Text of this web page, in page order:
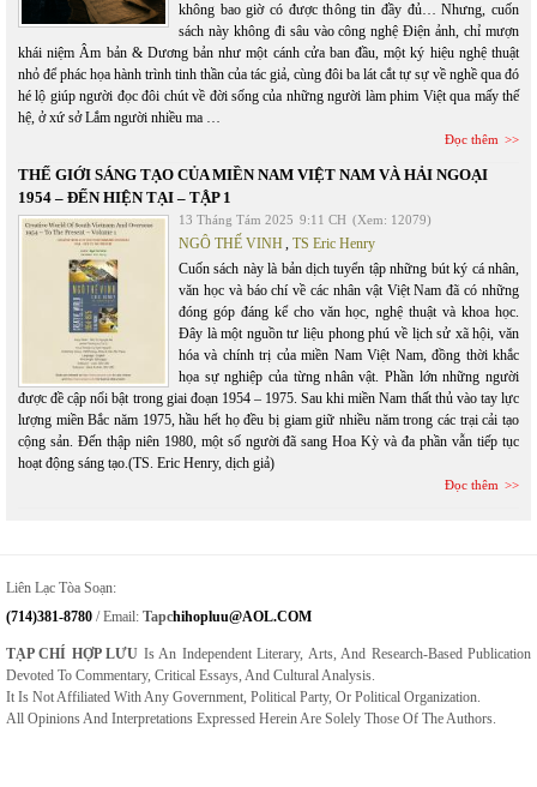
không bao giờ có được thông tin đầy đủ… Nhưng, cuốn
sách này không đi sâu vào công nghệ Điện ảnh, chỉ mượn
khái niệm Âm bản & Dương bản như một cánh cửa ban đầu, một ký hiệu nghệ thuật
nhỏ để phác họa hành trình tinh thần của tác giả, cùng đôi ba lát cắt tự sự về nghề qua đó
hé lộ giúp người đọc đôi chút về đời sống của những người làm phim Việt qua mấy thế
hệ, ở xứ sở Lắm người nhiều ma …
Đọc thêm
THẾ GIỚI SÁNG TẠO CỦA MIỀN NAM VIỆT NAM VÀ HẢI NGOẠI
1954 – ĐẾN HIỆN TẠI – TẬP 1
13 Tháng Tám 2025 9:11 CH (Xem: 12079)
NGÔ THẾ VINH, TS Eric Henry
Cuốn sách này là bản dịch tuyển tập những bút ký cá nhân,
văn học và báo chí về các nhân vật Việt Nam đã có những
đóng góp đáng kể cho văn học, nghệ thuật và khoa học.
Đây là một nguồn tư liệu phong phú về lịch sử xã hội, văn
hóa và chính trị của miền Nam Việt Nam, đồng thời khắc
họa sự nghiệp của từng nhân vật. Phần lớn những người
được đề cập nổi bật trong giai đoạn 1954 – 1975. Sau khi miền Nam thất thủ vào tay lực
lượng miền Bắc năm 1975, hầu hết họ đều bị giam giữ nhiều năm trong các trại cải tạo
cộng sản. Đến thập niên 1980, một số người đã sang Hoa Kỳ và đa phần vẫn tiếp tục
hoạt động sáng tạo.(TS. Eric Henry, dịch giả)
Đọc thêm
Liên Lạc Tòa Soạn:
(714)381-8780 / Email: TapcHihopluu@AOL.COM
TẠP CHÍ HỢP LƯU Is An Independent Literary, Arts, And Research-Based Publication
Devoted To Commentary, Critical Essays, And Cultural Analysis.
It Is Not Affiliated With Any Government, Political Party, Or Political Organization.
All Opinions And Interpretations Expressed Herein Are Solely Those Of The Authors.